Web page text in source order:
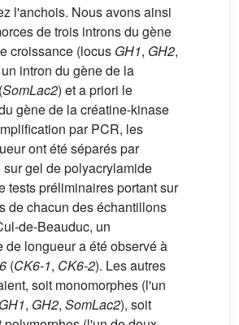
l'anchois. Nous avons ainsi
de trois introns du gène
croissance (locus GH1, GH2,
intron du gène de la
SomLac2) et a priori le
gène de la créatine-kinase
par PCR, les
ont été séparés par
gel de polyacrylamide
tests préliminaires portant sur
de chacun des échantillons
de-Beauduc, un
de longueur a été observé à
(CK6-1, CK6-2). Les autres
soit monomorphes (l'un
GH1, GH2, SomLac2), soit